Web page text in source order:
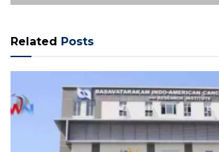
Related Posts